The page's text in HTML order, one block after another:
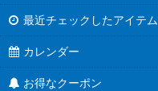
最近チェックしたアイテム
カレンダー
お得なクーポン